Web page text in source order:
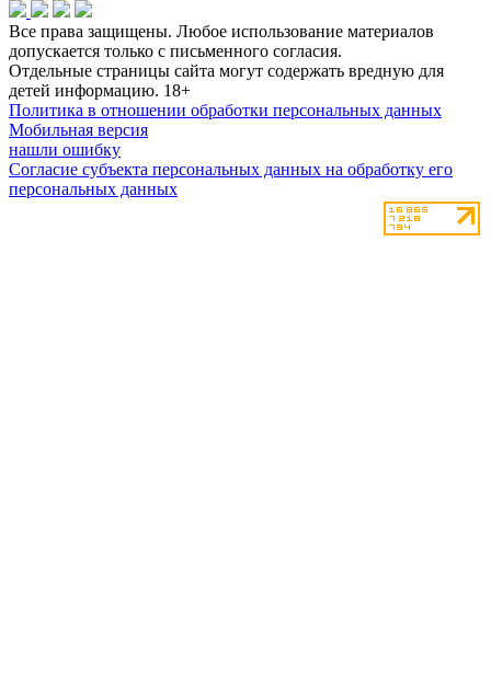
Все права защищены. Любое использование материалов
допускается только с письменного согласия.
Отдельные страницы сайта могут содержать вредную для
детей информацию. 18+
Политика в отношении обработки персональных данных
Мобильная версия
нашли ошибку
Согласие субъекта персональных данных на обработку его
персональных данных